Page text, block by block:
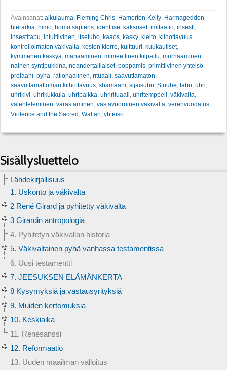
Avainsanat: alkulauma Fleming Chris Hamerton-Kelly Harmageddon
hierarkia himo homo sapiens identtiset kaksoset, imitaatio insesti
insestitabu intuitiivinen itsetuho kaaos käsky kielto kiihottavuus
kontrolloimaton väkivalta koston kierre kulttuuri kuukautiset,
kymmenen käskyä manaaminen mimeettinen kilpailu murhaaminen
nainen syntipukkina neandertalilaiset, poppamis primitiivinen yhteisö
profaani pyhä rationaalinen rituaali saavuttamaton
saavuttamattoman kiihottavuus shamaani sijaisuhri Sinuhe tabu uhri
uhrikivi uhrikukkula uhripaikka uhrirituaali uhritemppeli väkivalta
valehteleminen varastaminen vastavuoroinen väkivalta verenvuodatus
Violence and the Sacred Waltari yhteisö
Sisällysluettelo
Lähdekirjallisuus
1. Uskonto ja väkivalta
2 René Girard ja pyhitetty väkivalta
3 Girardin antropologia
4. Pyhitetyn väkivallan historia
5. Väkivaltainen pyhä vanhassa testamentissa
6. Uusi testamentti
7. JEESUKSEN ELÄMÄNKERTA
8 Kysymyksiä ja vastausyrityksiä
9. Muiden kertomuksia
10. Keskiaika
11. Renesanssi
12. Reformaatio
13. Uuden maailman valloitus